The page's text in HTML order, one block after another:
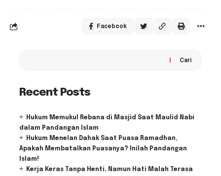
Facebook
Cari
Recent Posts
Hukum Memukul Rebana di Masjid Saat Maulid Nabi
dalam Pandangan Islam
Hukum Menelan Dahak Saat Puasa Ramadhan,
Apakah Membatalkan Puasanya? Inilah Pandangan
Islam!
Kerja Keras Tanpa Henti, Namun Hati Malah Terasa